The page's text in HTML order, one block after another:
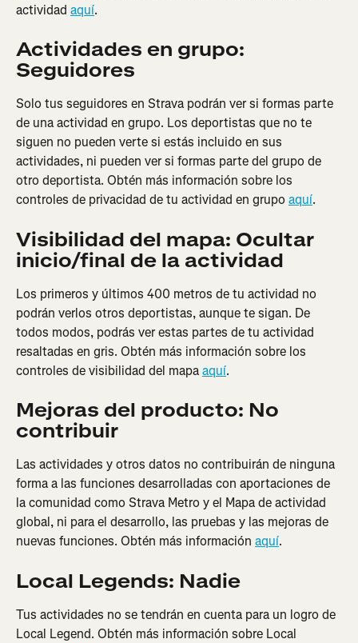
actividad aquí.
Actividades en grupo:
Seguidores
Solo tus seguidores en Strava podrán ver si formas parte
de una actividad en grupo. Los deportistas que no te
siguen no pueden verte si estás incluido en sus
actividades, ni pueden ver si formas parte del grupo de
otro deportista. Obtén más información sobre los
controles de privacidad de tu actividad en grupo aquí.
Visibilidad del mapa: Ocultar
inicio/final de la actividad
Los primeros y últimos 400 metros de tu actividad no
podrán verlos otros deportistas, aunque te sigan. De
todos modos, podrás ver estas partes de tu actividad
resaltadas en gris. Obtén más información sobre los
controles de visibilidad del mapa aquí.
Mejoras del producto: No
contribuir
Las actividades y otros datos no contribuirán de ninguna
forma a las funciones desarrolladas con aportaciones de
la comunidad como Strava Metro y el Mapa de actividad
global, ni para el desarrollo, las pruebas y las mejoras de
nuevas funciones. Obtén más información aquí.
Local Legends: Nadie
Tus actividades no se tendrán en cuenta para un logro de
Local Legend. Obtén más información sobre Local